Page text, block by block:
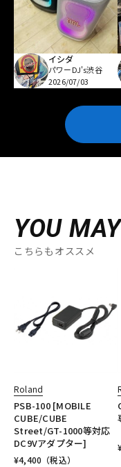
イシダ
パワーDJ's渋谷
2026/07/03
YOU
こちらもオススメ
Roland
PSB-100 [MOBILE
CUBE/CUBE
Street/GT-1000等対応
DC9Vアダプター]
¥4,400 （税込）